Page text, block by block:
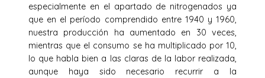
especialmente en el apartado de nitrogenados ya
que en el período comprendido entre 1940 y 1960,
nuestra producción ha aumentado en 30 veces,
mientras que el consumo se ha multiplicado por 10,
lo que habla bien a las claras de la labor realizada,
aunque haya sido necesario recurrir a la